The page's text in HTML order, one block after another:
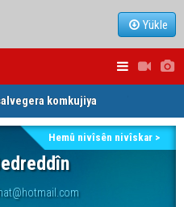
Yükle
komkujiya
îmze kir
Hemû nivîsên nivîskar >